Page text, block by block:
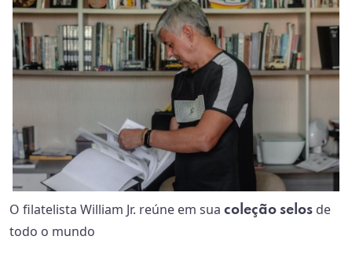
O filatelista William Jr. reúne em sua coleção selos de
todo o mundo